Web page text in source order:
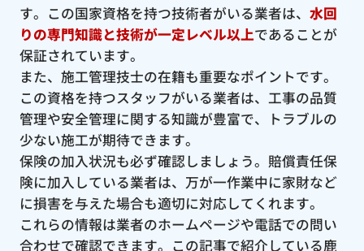
す。この国家資格を持つ技術者がいる業者は、 水回
りの専門知識と技術が一定レベル以上であることが
保証されています。
また、施工管理技士の在籍も重要なポイントです。
この資格を持つスタッフがいる業者は、工事の品質
管理や安全管理に関する知識が豊富で、トラブルの
少ない施工が期待できます。
保険の加入状況も必ず確認しましょう。賠償責任保
険に加入している業者は、万が一作業中に家財など
に損害を与えた場合も適切に対応してくれます。
これらの情報は業者のホームページや電話での問い
合わせで確認できます。この記事で紹介している鹿